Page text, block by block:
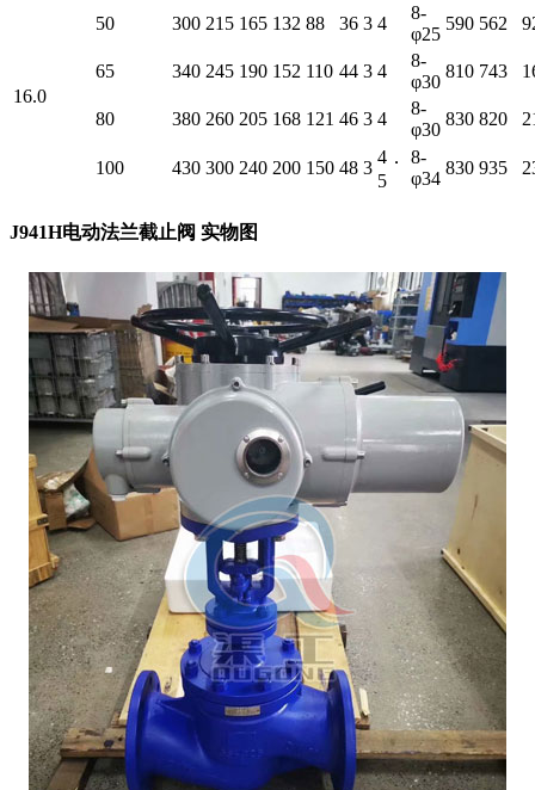
16.0
50 300 215 165 132 88 36 3 4
8-
φ25
590 562
65 340 245 190 152 110 44 3 4
8-
φ30
810 743
80 380 260 205 168 121 46 3 4
8-
φ30
830 820
100 430 300 240 200 150 48 3
4．
5
8-
φ34
830 935
J941H电动法兰截止阀 实物图